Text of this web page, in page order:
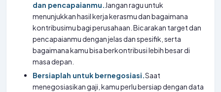
dan pencapaianmu.Jangan ragu untuk
menunjukkan hasil kerja kerasmu dan bagaimana
kontribusimu bagi perusahaan. Bicarakan target dan
pencapaianmu dengan jelas dan spesifik, serta
bagaimana kamu bisa berkontribusi lebih besar di
masa depan.
Bersiaplah untuk bernegosiasi.Saat
menegosiasikan gaji, kamu perlu bersiap dengan data